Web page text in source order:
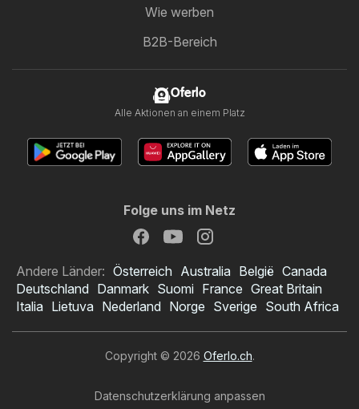
Wie werben
B2B-Bereich
Oferlo
Alle Aktionen an einem Platz
Folge uns im Netz
Andere Länder: Österreich Australia België Canada
Deutschland Danmark Suomi France Great Britain
Italia Lietuva Nederland Norge Sverige South Africa
Copyright © 2026 Oferlo.ch.
Datenschutzerklärung anpassen